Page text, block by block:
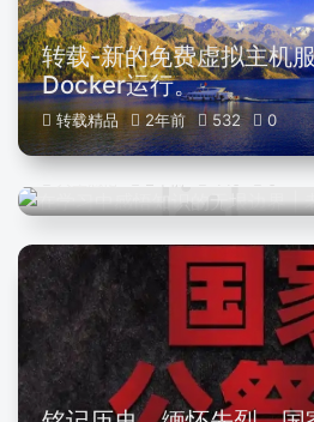
转载-新的免费虚拟主机
Docker运行。
转载精品 2年前 532 0
在学习中感悟知识的无垠